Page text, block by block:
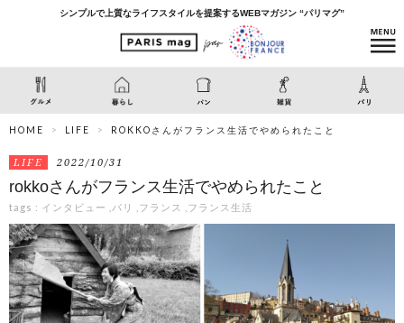
シンプルで上質なライフスタイルを提案するWEBマガジン “パリマグ”
HOME LIFE ROKKOさんがフランス生活でやめられたこと
LIFE 2022/10/31
rokkoさんがフランス生活でやめられたこと
tags : インタビュー パリ フランス フランス生活